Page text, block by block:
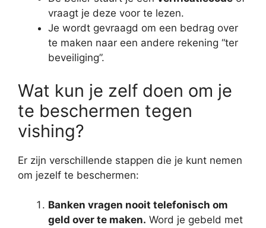
vraagt je deze voor te lezen.
Je wordt gevraagd om een bedrag over
te maken naar een andere rekening “ter
beveiliging”.
Wat kun je zelf doen om je
te beschermen tegen
vishing?
Er zijn verschillende stappen die je kunt nemen
om jezelf te beschermen:
Banken vragen nooit telefonisch om
geld over te maken. Word je gebeld met